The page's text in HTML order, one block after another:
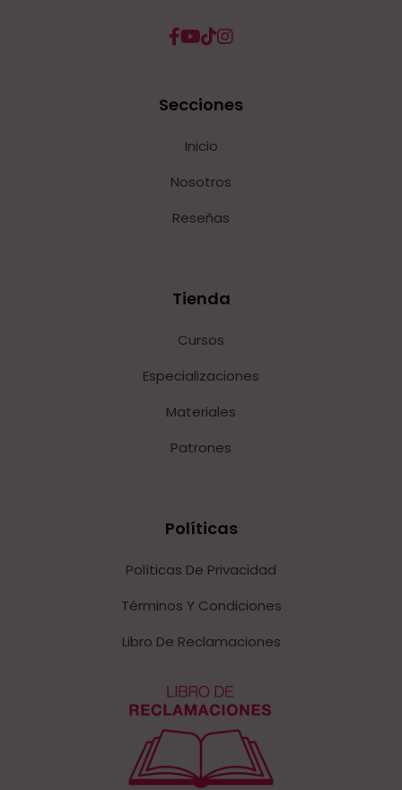
Secciones
Inicio
Nosotros
Reseñas
Tienda
Cursos
Especializaciones
Materiales
Patrones
Políticas
Políticas De Privacidad
Términos Y Condiciones
Libro De Reclamaciones